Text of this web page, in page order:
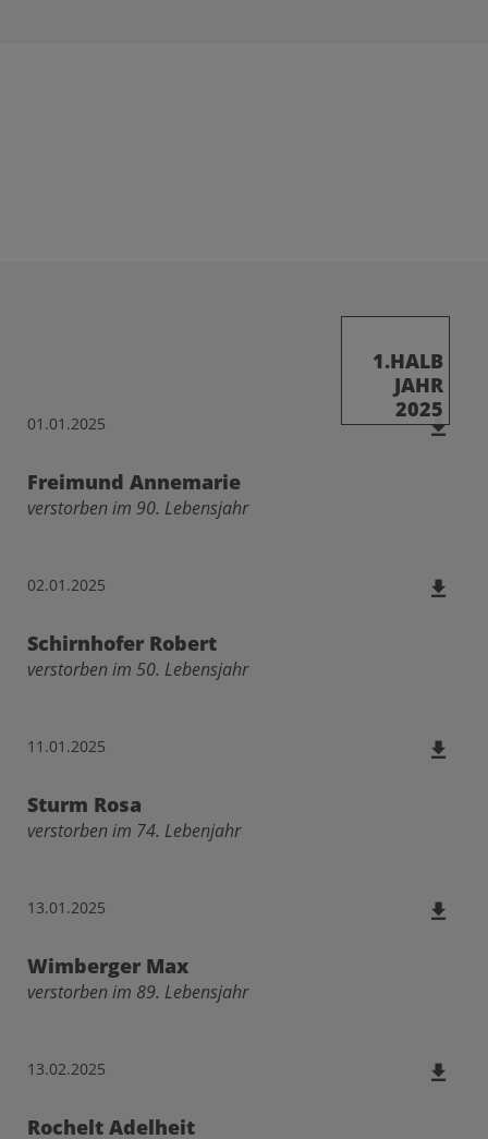
1.HALB
JAHR
2025
01.01.2025
Freimund Annemarie
verstorben im 90. Lebensjahr
02.01.2025
Schirnhofer Robert
verstorben im 50. Lebensjahr
11.01.2025
Sturm Rosa
verstorben im 74. Lebenjahr
13.01.2025
Wimberger Max
verstorben im 89. Lebensjahr
13.02.2025
Rochelt Adelheit